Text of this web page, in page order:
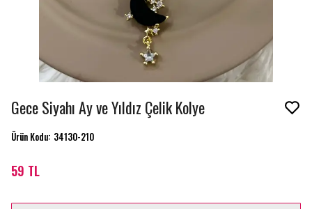
Gece Siyahı Ay ve Yıldız Çelik Kolye
Ürün Kodu: 34130-210
59 TL